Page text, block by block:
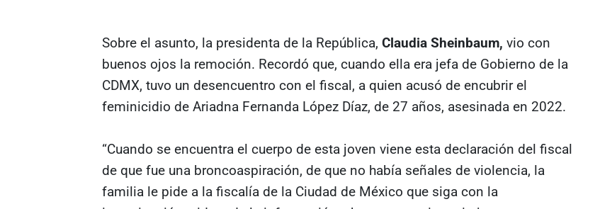
Sobre el asunto, la presidenta de la República, Claudia Sheinbaum, vio con
buenos ojos la remoción. Recordó que, cuando ella era jefa de Gobierno de la
CDMX, tuvo un desencuentro con el fiscal, a quien acusó de encubrir el
feminicidio de Ariadna Fernanda López Díaz, de 27 años, asesinada en 2022.
“Cuando se encuentra el cuerpo de esta joven viene esta declaración del fiscal
de que fue una broncoaspiración, de que no había señales de violencia, la
familia le pide a la fiscalía de la Ciudad de México que siga con la